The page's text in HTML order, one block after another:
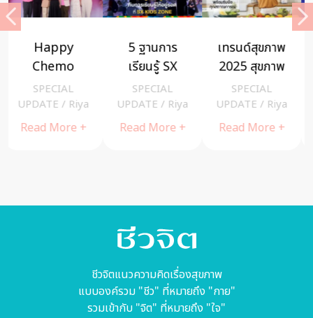
5 ฐานการ
เรียนรู้ SX
KIDS ZONE
SPECIAL
UPDATE /Riya
Read More +
เทรนด์สุขภาพ
2025 สุขภาพ
ดี ดูดี พร้อม
รับมือทุก
สถานการณ์
SPECIAL
UPDATE /Riya
Read More +
T MARK เปิด
มาตรฐาน
สินค้าไทย ได้
คุณภาพ
SPECIAL
UPDATE /Riya
Read More +
ชีวจิตแนวความคิดเรื่องสุขภาพ
แบบองค์รวม "ชีว" ที่หมายถึง "กาย"
รวมเข้ากับ "จิต" ที่หมายถึง "ใจ"